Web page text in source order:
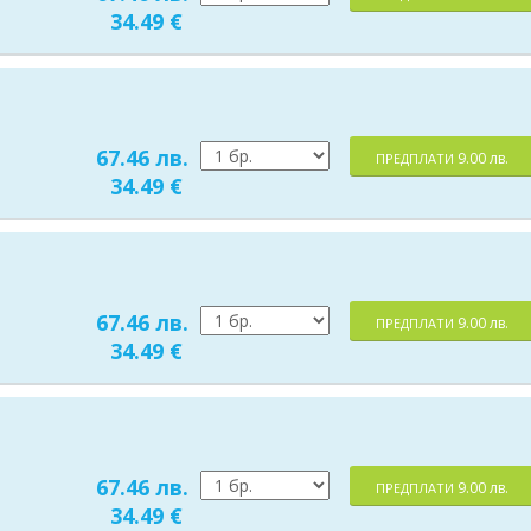
34.49 €
67.46 лв.
34.49 €
ПРЕДПЛАТИ 9.00 лв.
67.46 лв.
34.49 €
ПРЕДПЛАТИ 9.00 лв.
67.46 лв.
34.49 €
ПРЕДПЛАТИ 9.00 лв.